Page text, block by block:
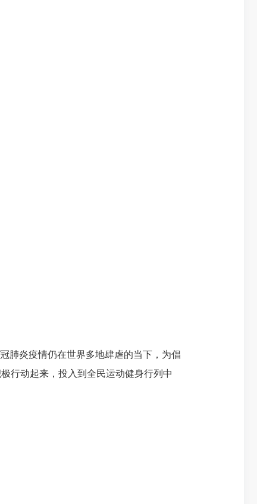
肺炎疫情仍在世界多地肆虐的当下，为倡
行动起来，投入到全民运动健身行列中